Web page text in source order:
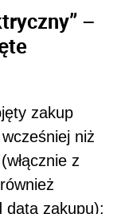
–
zakup
niż
z
datą zakupu):